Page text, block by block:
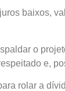
baixos,
o
e,
rolar a